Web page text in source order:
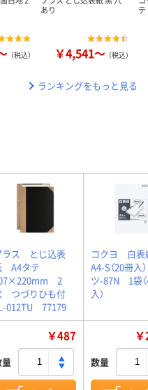
（税込）
あり
￥4,541～ （税込）
テ
ランキングをもっと見る
ラス とじ込表
A4タテ
2
つづりひも付
012TU 77179
コクヨ 白
A4-S（20冊
ツ-87N 1袋
入）
￥487
数量